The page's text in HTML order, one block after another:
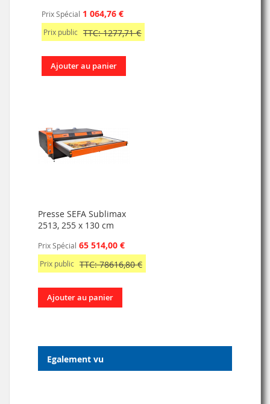
Prix Spécial 1 064,76 €
Prix public TTC: 1277,71 €
Ajouter au panier
Presse SEFA Sublimax
2513, 255 x 130 cm
Prix Spécial 65 514,00 €
Prix public TTC: 78616,80 €
Ajouter au panier
Egalement vu